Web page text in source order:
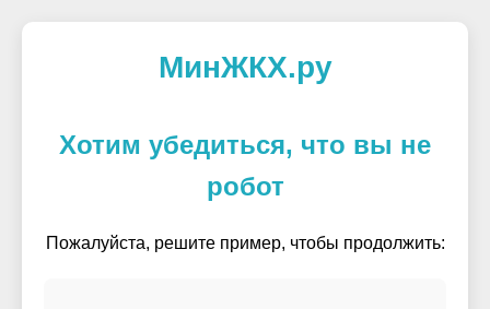
МинЖКХ.ру
Хотим убедиться, что вы не
робот
Пожалуйста, решите пример, чтобы продолжить: